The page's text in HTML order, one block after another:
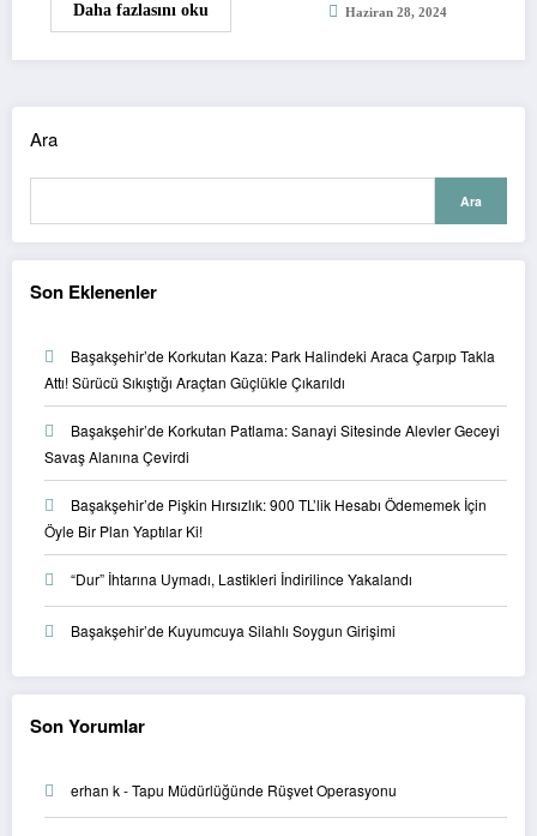
Daha fazlasını oku Haziran 28, 2024
Ara
Ara
Son Eklenenler
Başakşehir’de Korkutan Kaza: Park Halindeki Araca Çarpıp Takla
Attı! Sürücü Sıkıştığı Araçtan Güçlükle Çıkarıldı
Başakşehir’de Korkutan Patlama: Sanayi Sitesinde Alevler Geceyi
Savaş Alanına Çevirdi
Başakşehir’de Pişkin Hırsızlık: 900 TL’lik Hesabı Ödememek İçin
Öyle Bir Plan Yaptılar Ki!
“Dur” İhtarına Uymadı, Lastikleri İndirilince Yakalandı
Başakşehir’de Kuyumcuya Silahlı Soygun Girişimi
Son Yorumlar
erhan k-Tapu Müdürlüğünde Rüşvet Operasyonu